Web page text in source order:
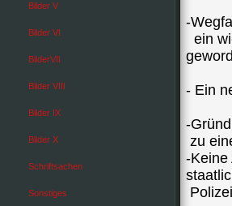
Bilder V
Bilder VI
BilderVII
Bilder VIII
Bilder IX
Bilder X
Schriftsachen
Sonstiges
-
ein
- Ein
-
zu
-Keine